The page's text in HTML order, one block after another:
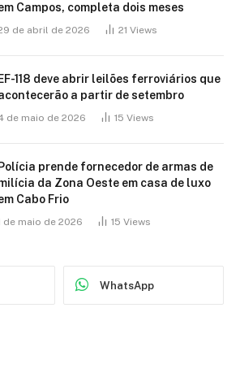
Campos, completa dois meses
de abril de 2026 21 Views
EF-118 deve abrir leilões ferroviários que
a partir de setembro
de maio de 2026 15 Views
Polícia prende fornecedor de armas de
da Zona Oeste em casa de luxo
Cabo Frio
de maio de 2026 15 Views
WhatsApp